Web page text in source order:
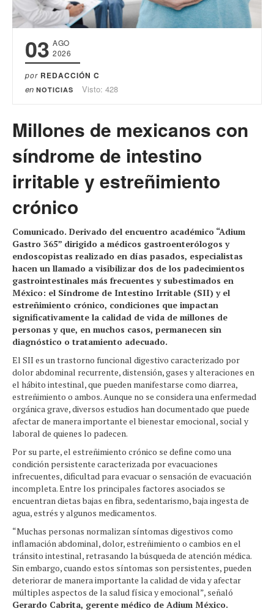
03 AGO
2026
por REDACCIÓN C
en NOTICIAS Visto: 428
Millones de mexicanos con
síndrome de intestino
irritable y estreñimiento
crónico
Comunicado. Derivado del encuentro académico “Adium
Gastro 365” dirigido a médicos gastroenterólogos y
endoscopistas realizado en días pasados, especialistas
hacen un llamado a visibilizar dos de los padecimientos
gastrointestinales más frecuentes y subestimados en
México: el Síndrome de Intestino Irritable (SII) y el
estreñimiento crónico, condiciones que impactan
significativamente la calidad de vida de millones de
personas y que, en muchos casos, permanecen sin
diagnóstico o tratamiento adecuado.
El SII es un trastorno funcional digestivo caracterizado por
dolor abdominal recurrente, distensión, gases y alteraciones en
el hábito intestinal, que pueden manifestarse como diarrea,
estreñimiento o ambos. Aunque no se considera una enfermedad
orgánica grave, diversos estudios han documentado que puede
afectar de manera importante el bienestar emocional, social y
laboral de quienes lo padecen.
Por su parte, el estreñimiento crónico se define como una
condición persistente caracterizada por evacuaciones
infrecuentes, dificultad para evacuar o sensación de evacuación
incompleta. Entre los principales factores asociados se
encuentran dietas bajas en fibra, sedentarismo, baja ingesta de
agua, estrés y algunos medicamentos.
“Muchas personas normalizan síntomas digestivos como
inflamación abdominal, dolor, estreñimiento o cambios en el
tránsito intestinal, retrasando la búsqueda de atención médica.
Sin embargo, cuando estos síntomas son persistentes, pueden
deteriorar de manera importante la calidad de vida y afectar
múltiples aspectos de la salud física y emocional”, señaló
Gerardo Cabrita, gerente médico de Adium México.